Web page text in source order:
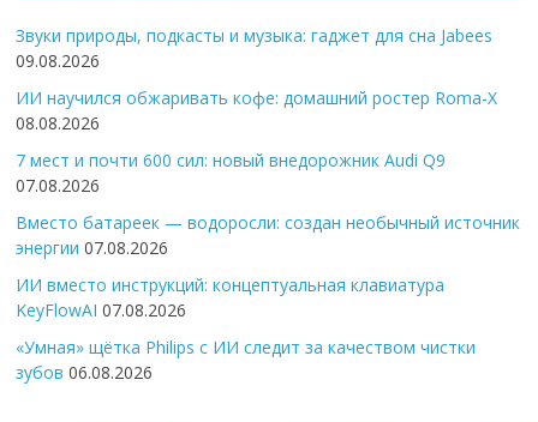
Звуки природы, подкасты и музыка: гаджет для сна Jabees
09.08.2026
ИИ научился обжаривать кофе: домашний ростер Roma-X
08.08.2026
7 мест и почти 600 сил: новый внедорожник Audi Q9
07.08.2026
Вместо батареек — водоросли: создан необычный источник
энергии 07.08.2026
ИИ вместо инструкций: концептуальная клавиатура
KeyFlowAI 07.08.2026
«Умная» щётка Philips с ИИ следит за качеством чистки
зубов 06.08.2026